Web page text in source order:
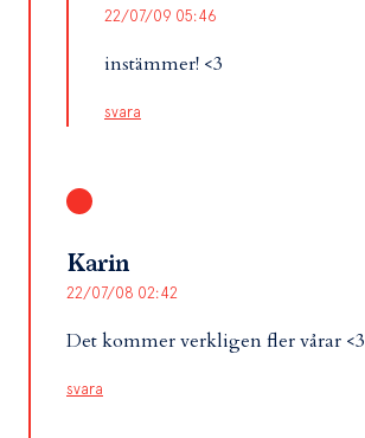
22/07/09 05:46
instämmer! <3
svara
Karin
22/07/08 02:42
Det kommer verkligen fler vårar <3
svara